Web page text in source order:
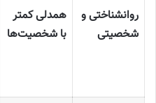
روانشناختی و
شخصیتی
همدلی کمتر
با شخصیت‌ها